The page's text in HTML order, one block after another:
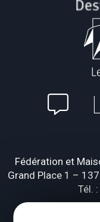
Fédération et
Grand Place 1 –
Tél. :